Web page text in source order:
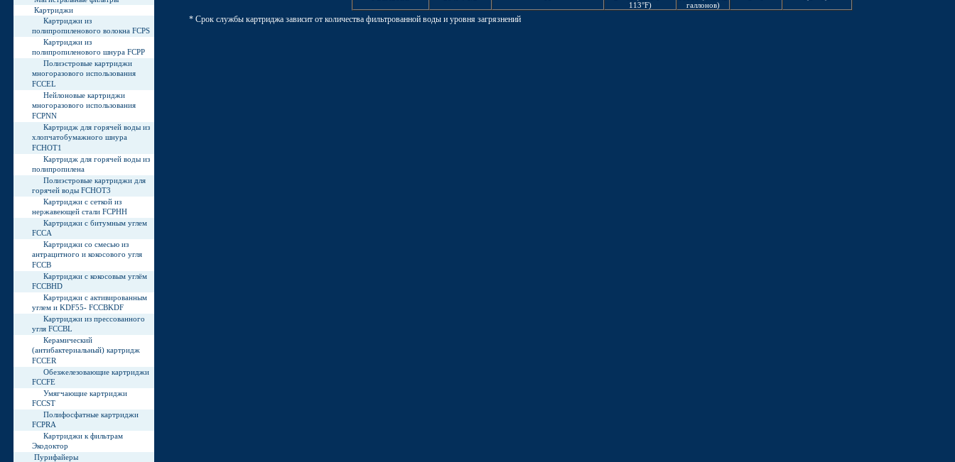
Картриджи
Картриджи из
полипропиленового волокна FCPS
Картриджи из
полипропиленового шнура FCPP
Полиэстровые картриджи
многоразового использования
FCCEL
Нейлоновые картриджи
многоразового использования
FCPNN
Картридж для горячей воды из
хлопчатобумажного шнура
FCHOT1
Картридж для горячей воды из
полипропилена
Полиэстровые картриджи для
горячей воды FCHOT3
Картриджи с сеткой из
нержавеющей стали FCPHH
Картриджи с битумным углем
FCCA
Картриджи со смесью из
антрацитного и кокосового угля
FCCB
Картриджи с кокосовым углём
FCCBHD
Картриджи с активированным
углем и KDF55- FCCBKDF
Картриджи из прессованного
угля FCCBL
Керамический
(антибактериальный) картридж
FCCER
Обезжелезовающие картриджи
FCCFE
Умягчающие картриджи
FCCST
Полифосфатные картриджи
FCPRA
Картриджи к фильтрам
Экодоктор
Пурифайеры
113°F)
галлонов)
* Срок службы картриджа зависит от количества фильтрованной воды и уровня загрязнений